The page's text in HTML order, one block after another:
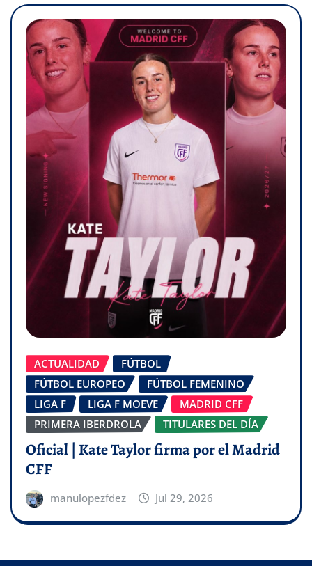
ACTUALIDAD
FÚTBOL
FÚTBOL EUROPEO
FÚTBOL FEMENINO
LIGA F
LIGA F MOEVE
MADRID CFF
PRIMERA IBERDROLA
TITULARES DEL DÍA
Oficial | Kate Taylor firma por el Madrid
CFF
manulopezfdez Jul 29, 2026